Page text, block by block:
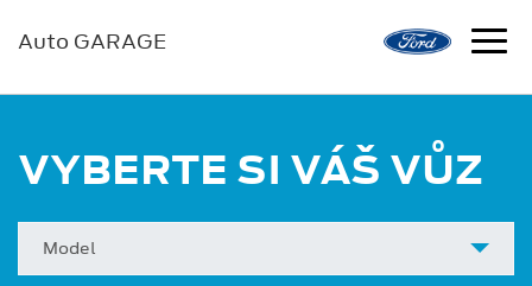
Auto GARAGE
VYBERTE SI VÁŠ VŮZ
Model